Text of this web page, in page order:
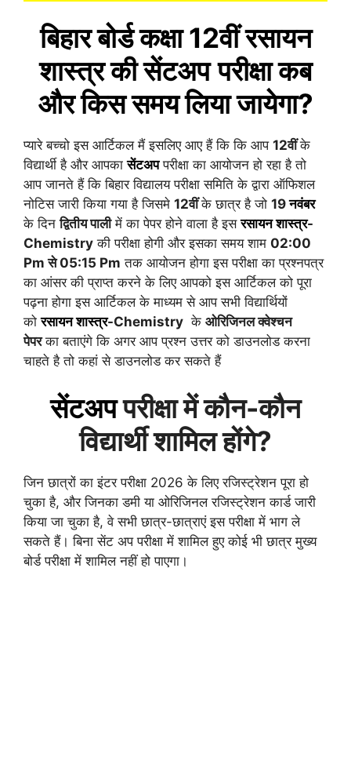
बिहार बोर्ड कक्षा 12वींरसायन
शास्त्रकीसेंटअप परीक्षा कब
और किस समय लिया जायेगा?
प्यारे बच्चो इस आर्टिकल मैं इसलिए आए हैं कि कि आप 12वींके
विद्यार्थी है और आपकासेंटअपपरीक्षा का आयोजन हो रहा है तो
आप जानते हैं कि बिहार विद्यालय परीक्षा समिति के द्वारा ऑफिशल
नोटिस जारी किया गया है जिसमे 12वींके छात्र है जो 19 नवंबर
के दिनद्वितीय पालीमें का पेपर होने वाला है इसरसायन शास्त्र-
Chemistry की परीक्षा होगी और इसका समय शाम 02:00
Pm से 05:15 Pm तक आयोजन होगा इस परीक्षा का प्रश्नपत्र
का आंसर की प्राप्त करने के लिए आपको इस आर्टिकल को पूरा
पढ़ना होगा इस आर्टिकल के माध्यम से आप सभी विद्यार्थियों
कोरसायन शास्त्र-Chemistry के ओरिजिनल क्वेश्चन
पेपरका बताएंगे कि अगर आप प्रश्न उत्तर को डाउनलोड करना
चाहते है तो कहां से डाउनलोड कर सकते हैं
सेंटअपपरीक्षा में कौन-कौन
विद्यार्थी शामिल होंगे?
जिन छात्रों का इंटर परीक्षा 2026 के लिए रजिस्ट्रेशन पूरा हो
चुका है, और जिनका डमी या ओरिजिनल रजिस्ट्रेशन कार्ड जारी
किया जा चुका है, वे सभी छात्र-छात्राएं इस परीक्षा में भाग ले
सकते हैं। बिना सेंट अप परीक्षा में शामिल हुए कोई भी छात्र मुख्य
बोर्ड परीक्षा में शामिल नहीं हो पाएगा।